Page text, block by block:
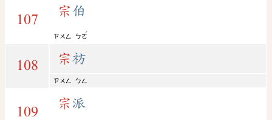
107
宗伯
ㄗㄨㄥ ㄅㄛ
ˊ
108 宗祊
ㄗㄨㄥ ㄅㄥ
109
宗 派